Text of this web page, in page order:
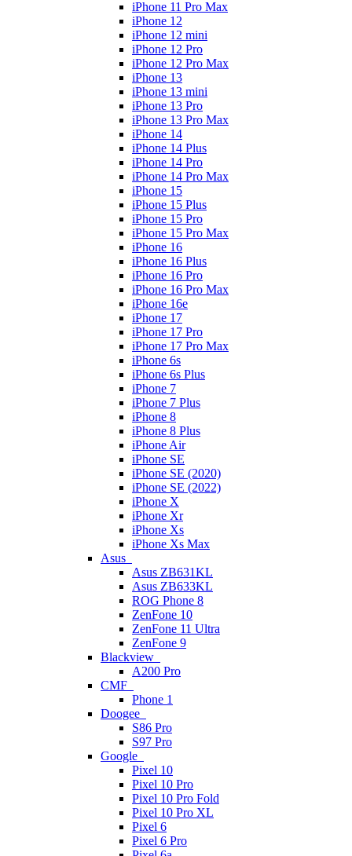
iPhone 11 Pro Max
iPhone 12
iPhone 12 mini
iPhone 12 Pro
iPhone 12 Pro Max
iPhone 13
iPhone 13 mini
iPhone 13 Pro
iPhone 13 Pro Max
iPhone 14
iPhone 14 Plus
iPhone 14 Pro
iPhone 14 Pro Max
iPhone 15
iPhone 15 Plus
iPhone 15 Pro
iPhone 15 Pro Max
iPhone 16
iPhone 16 Plus
iPhone 16 Pro
iPhone 16 Pro Max
iPhone 16e
iPhone 17
iPhone 17 Pro
iPhone 17 Pro Max
iPhone 6s
iPhone 6s Plus
iPhone 7
iPhone 7 Plus
iPhone 8
iPhone 8 Plus
iPhone Air
iPhone SE
iPhone SE (2020)
iPhone SE (2022)
iPhone X
iPhone Xr
iPhone Xs
iPhone Xs Max
Asus
Asus ZB631KL
Asus ZB633KL
ROG Phone 8
ZenFone 10
ZenFone 11 Ultra
ZenFone 9
Blackview
A200 Pro
CMF
Phone 1
Doogee
S86 Pro
S97 Pro
Google
Pixel 10
Pixel 10 Pro
Pixel 10 Pro Fold
Pixel 10 Pro XL
Pixel 6
Pixel 6 Pro